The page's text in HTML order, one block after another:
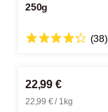
250g
(38)
22,99 €
22,99 € / 1kg